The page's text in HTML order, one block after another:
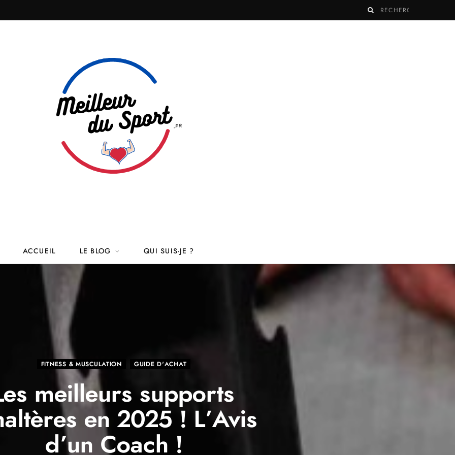
ACCUEIL LE BLOG QUI SUIS-JE ?
FITNESS & MUSCULATION GUIDE D'ACHAT
meilleurs supports
en 2025 ! L’Avis
d’un Coach !